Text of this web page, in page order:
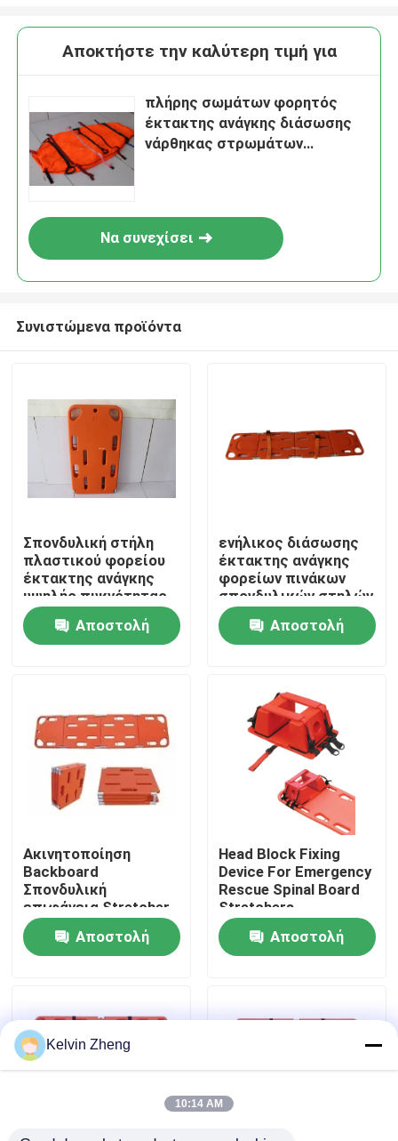
Σπίτι
Βίντεο
Σχετικά με εμάς
Επισκέψεις στο εργοστάσιο
Έλεγχος ποιότητας
Ειδήσεις
Υποθέσεις
Αποκτήστε την καλύτερη τιμή για
πλήρης σωμάτων φορητός
έκτακτης ανάγκης διάσωσης
νάρθηκας στρωμάτων
Να συνεχίσει
Συνιστώμενα προϊόντα
Σπονδυλική στήλη
πλαστικού φορείου
έκτακτης ανάγκης
υψηλής πυκνότητας
με διείσδυση
ακτίνων Χ και ΤΜ
Αποστολή
ενήλικος διάσωσης
έκτακτης ανάγκης
φορείων πινάκων
σπονδυλικών στηλών
φορείων εκκένωσης
έκτακτης ανάγκης
20in
Αποστολή
Ακινητοποίηση
Backboard
Σπονδυλική
επιφάνεια Stretcher
Μεταφορά ασθενούς
με Head Immobilizer
Αποστολή
Head Block Fixing
Device For Emergency
Rescue Spinal Board
Stretchers
Αποστολή
Kelvin Zheng
10:14 AM